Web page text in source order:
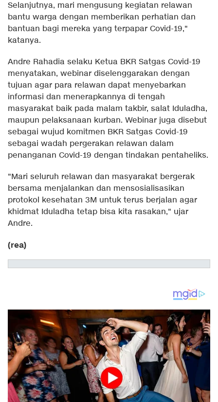
Selanjutnya, mari mengusung kegiatan relawan
bantu warga dengan memberikan perhatian dan
bantuan bagi mereka yang terpapar Covid-19,"
katanya.
Andre Rahadia selaku Ketua BKR Satgas Covid-19
menyatakan, webinar diselenggarakan dengan
tujuan agar para relawan dapat menyebarkan
informasi dan menerapkannya di tengah
masyarakat baik pada malam takbir, salat Iduladha,
maupun pelaksanaan kurban. Webinar juga disebut
sebagai wujud komitmen BKR Satgas Covid-19
sebagai wadah pergerakan relawan dalam
penanganan Covid-19 dengan tindakan pentaheliks.
"Mari seluruh relawan dan masyarakat bergerak
bersama menjalankan dan mensosialisasikan
protokol kesehatan 3M untuk terus berjalan agar
khidmat Iduladha tetap bisa kita rasakan," ujar
Andre.
(rea)